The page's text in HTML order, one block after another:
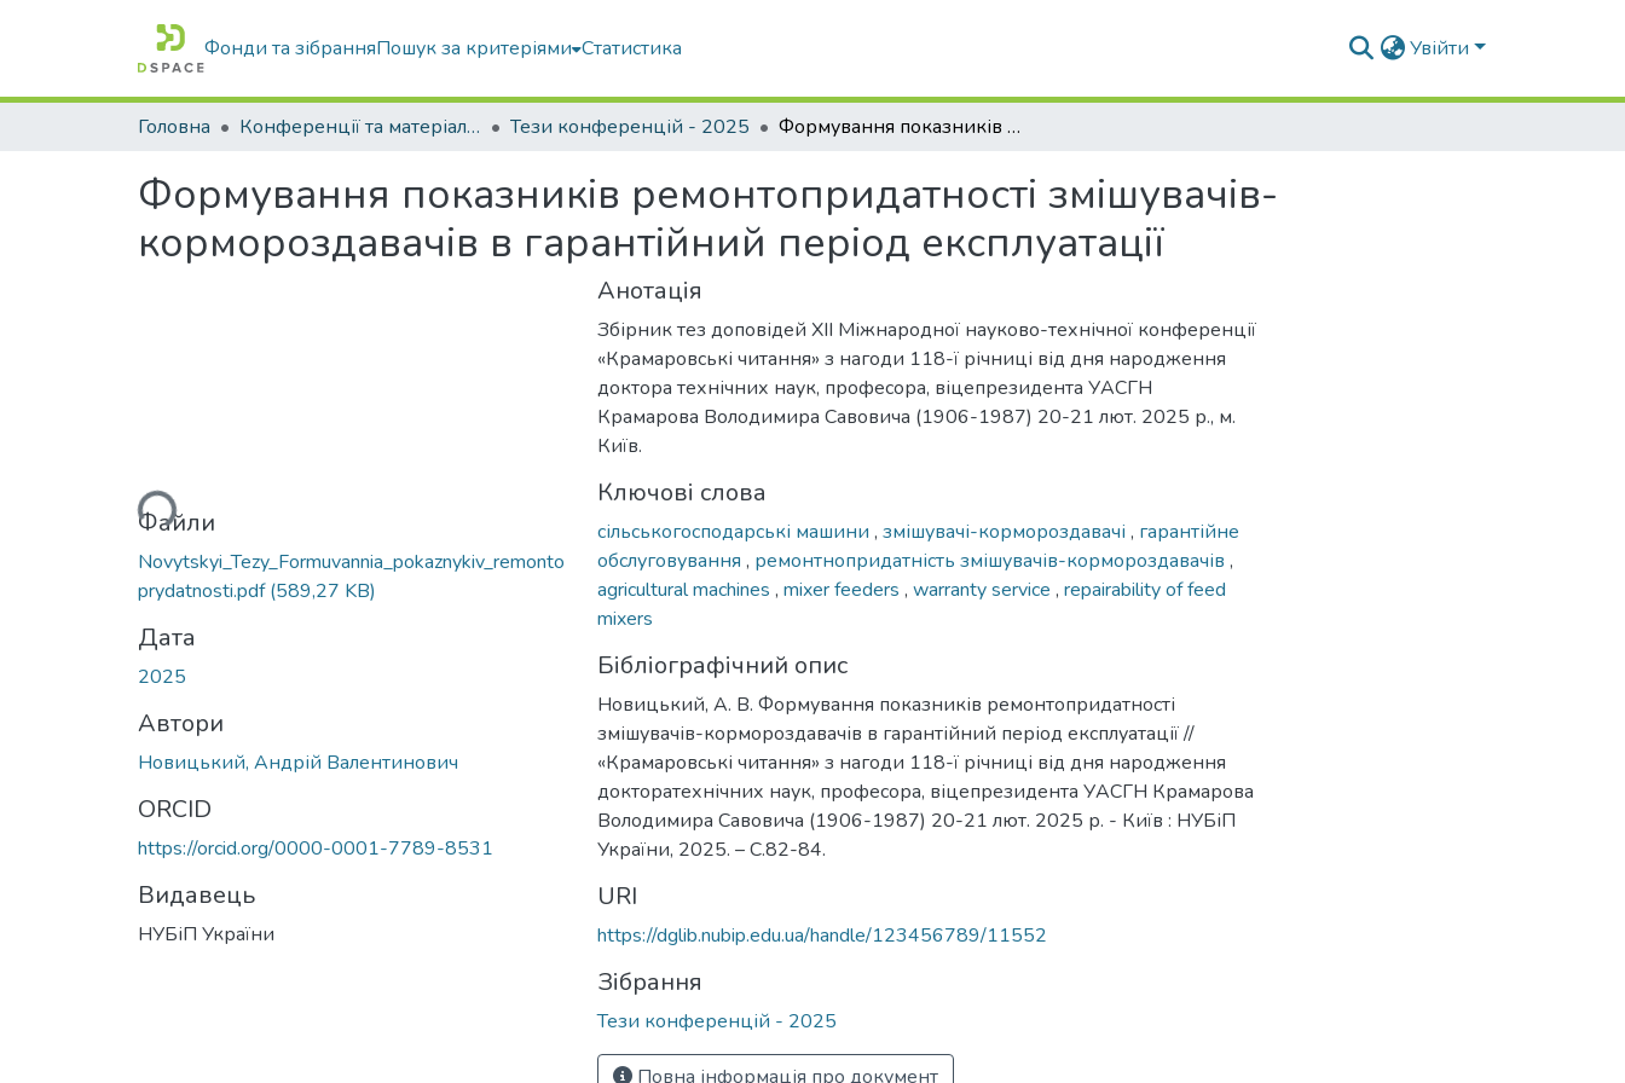
Фонди та зібранняПошук за критеріями Статистика Увійти
Головна Конференції та матеріали конференцій Тези конференцій - 2025 Формування показників ремонтопридатності змішувачів-кормороздавачів в гарантійний період експлуатації
Формування показників ремонтопридатності змішувачів-
кормороздавачів в гарантійний період експлуатації
Вантажиться...Файли
Novytskyi_Tezy_Formuvannia_pokaznykiv_remonto
prydatnosti.pdf(589,27 KB)
Дата
2025
Автори
Новицький, Андрій Валентинович
ORCID
https://orcid.org/0000-0001-7789-8531
Видавець
НУБіП України
Анотація
Збірник тез доповідей ХІІ Міжнародної науково-технічної конференції
«Крамаровські читання» з нагоди 118-ї річниці від дня народження
доктора технічних наук, професора, віцепрезидента УАСГН
Крамарова Володимира Савовича (1906-1987) 20-21 лют. 2025 р., м.
Київ.
Ключові слова
сільськогосподарські машини , змішувачі-кормороздавачі , гарантійне
обслуговування , ремонтнопридатність змішувачів-кормороздавачів ,
agricultural machines , mixer feeders , warranty service , repairability of feed
mixers
Бібліографічний опис
Новицький, А. В. Формування показників ремонтопридатності
змішувачів-кормороздавачів в гарантійний період експлуатації //
«Крамаровські читання» з нагоди 118-ї річниці від дня народження
докторатехнічних наук, професора, віцепрезидента УАСГН Крамарова
Володимира Савовича (1906-1987) 20-21 лют. 2025 р. - Київ : НУБіП
України, 2025. – С.82-84.
URI
https://dglib.nubip.edu.ua/handle/123456789/11552
Зібрання
Тези конференцій - 2025
Повна інформація про документ